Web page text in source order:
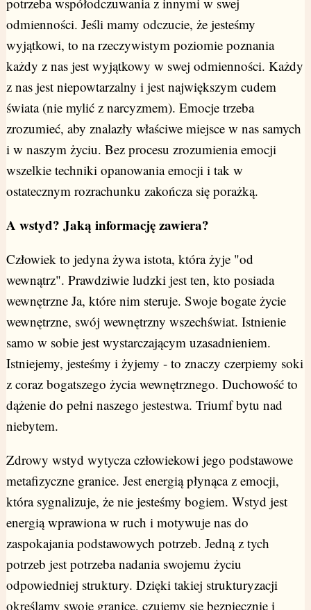
odmienności. Jeśli mamy odczucie, że jesteśmy
wyjątkowi, to na rzeczywistym poziomie poznania
każdy z nas jest wyjątkowy w swej odmienności. Każdy
z nas jest niepowtarzalny i jest największym cudem
świata (nie mylić z narcyzmem). Emocje trzeba
zrozumieć, aby znalazły właściwe miejsce w nas samych
i w naszym życiu. Bez procesu zrozumienia emocji
wszelkie techniki opanowania emocji i tak w
ostatecznym rozrachunku zakończa się porażką.
A wstyd? Jaką informację zawiera?
Człowiek to jedyna żywa istota, która żyje "od
wewnątrz". Prawdziwie ludzki jest ten, kto posiada
wewnętrzne Ja, które nim steruje. Swoje bogate życie
wewnętrzne, swój wewnętrzny wszechświat. Istnienie
samo w sobie jest wystarczającym uzasadnieniem.
Istniejemy, jesteśmy i żyjemy - to znaczy czerpiemy soki
z coraz bogatszego życia wewnętrznego. Duchowość to
dążenie do pełni naszego jestestwa. Triumf bytu nad
niebytem.
Zdrowy wstyd wytycza człowiekowi jego podstawowe
metafizyczne granice. Jest energią płynąca z emocji,
która sygnalizuje, że nie jesteśmy bogiem. Wstyd jest
energią wprawiona w ruch i motywuje nas do
zaspokajania podstawowych potrzeb. Jedną z tych
potrzeb jest potrzeba nadania swojemu życiu
odpowiedniej struktury. Dzięki takiej strukturyzacji
określamy swoje granice, czujemy się bezpiecznie i